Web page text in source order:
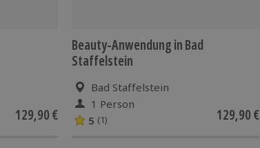
129,90 €
Beauty-Anwendung in Bad
Staffelstein
Bad Staffelstein
1 Person
5 (1) 129,90 €